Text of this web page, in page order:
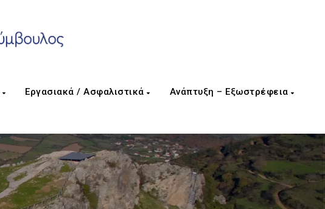
Εργασιακά / Ασφαλιστικά Ανάπτυξη – Εξωστρέφεια